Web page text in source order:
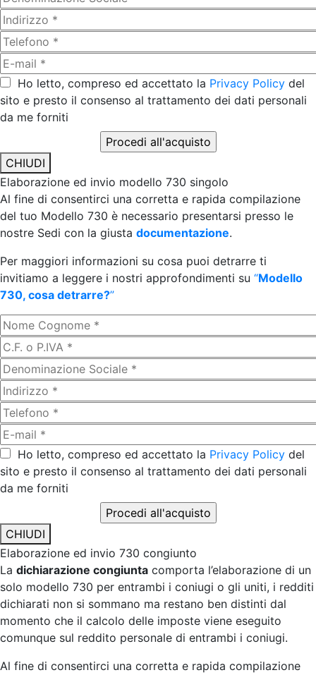
Ho letto, compreso ed accettato la Privacy Policy del
sito e presto il consenso al trattamento dei dati personali
da me forniti
CHIUDI
Elaborazione ed invio modello 730 singolo
Al fine di consentirci una corretta e rapida compilazione
del tuo Modello 730 è necessario presentarsi presso le
nostre Sedi con la giusta documentazione.
Per maggiori informazioni su cosa puoi detrarre ti
invitiamo a leggere i nostri approfondimenti su “Modello
730, cosa detrarre?”
Ho letto, compreso ed accettato la Privacy Policy del
sito e presto il consenso al trattamento dei dati personali
da me forniti
CHIUDI
Elaborazione ed invio 730 congiunto
La dichiarazione congiunta comporta l’elaborazione di un
solo modello 730 per entrambi i coniugi o gli uniti, i redditi
dichiarati non si sommano ma restano ben distinti dal
momento che il calcolo delle imposte viene eseguito
comunque sul reddito personale di entrambi i coniugi.
Al fine di consentirci una corretta e rapida compilazione